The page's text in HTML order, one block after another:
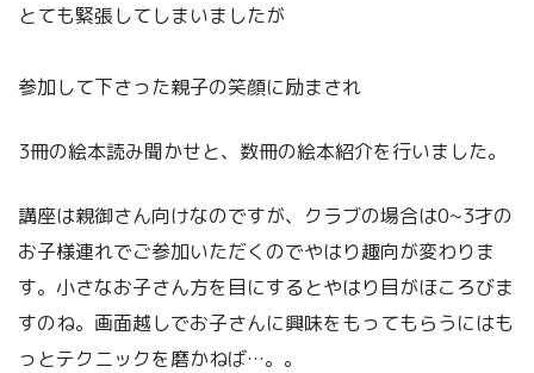
とても緊張してしまいましたが
参加して下さった親子の笑顔に励まされ
3冊の絵本読み聞かせと、数冊の絵本紹介を行いました。
講座は親御さん向けなのですが、クラブの場合は0~3才の
お子様連れでご参加いただくのでやはり趣向が変わりま
す。小さなお子さん方を目にするとやはり目がほころびま
すのね。画面越しでお子さんに興味をもってもらうにはも
っとテクニックを磨かねば…。。